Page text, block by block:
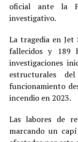
oficial ante la
investigativo.
La tragedia en Jet
fallecidos y 189
investigaciones
estructurales
funcionamiento
incendio en 2023.
Las labores de
marcando un